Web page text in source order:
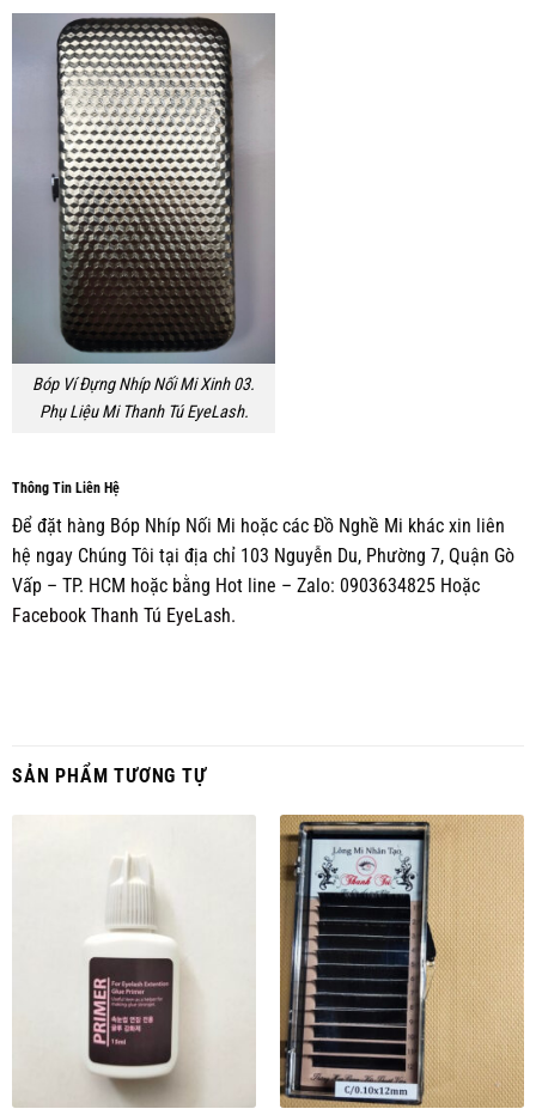
Bóp Ví Đựng Nhíp Nối Mi Xinh 03.
Phụ Liệu Mi Thanh Tú EyeLash.
Thông Tin Liên Hệ
Để đặt hàng Bóp Nhíp Nối Mi hoặc các Đồ Nghề Mi khác xin liên
hệ ngay Chúng Tôi tại địa chỉ 103 Nguyễn Du, Phường 7, Quận Gò
Vấp – TP. HCM hoặc bằng Hot line – Zalo: 0903634825 Hoặc
Facebook Thanh Tú EyeLash.
SẢN PHẨM TƯƠNG TỰ